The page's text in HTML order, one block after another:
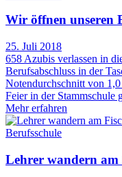
Wir öffnen unseren
25. Juli 2018
658 Azubis verlassen in
Berufsabschluss in der
Notendurchschnitt von
Feier in der Stammschule
Mehr erfahren
Berufsschule
Lehrer wandern am